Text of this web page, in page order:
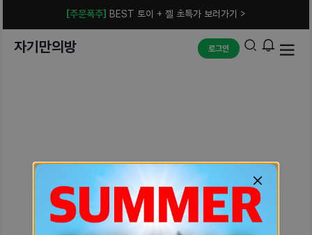
[주문폭주] BEST 토이 + 젤 초특가 보러가기 >
자기만의방 로그인
예상치 못한 에러입니다.